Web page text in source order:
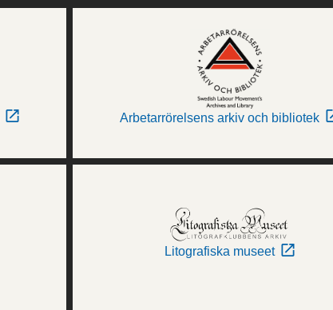
Arbetarrörelsens arkiv och bibliotek
Litografiska museet